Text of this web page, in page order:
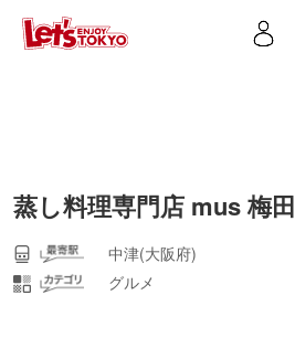
蒸し料理専門店 mus 梅田
中津(大阪府)
グルメ